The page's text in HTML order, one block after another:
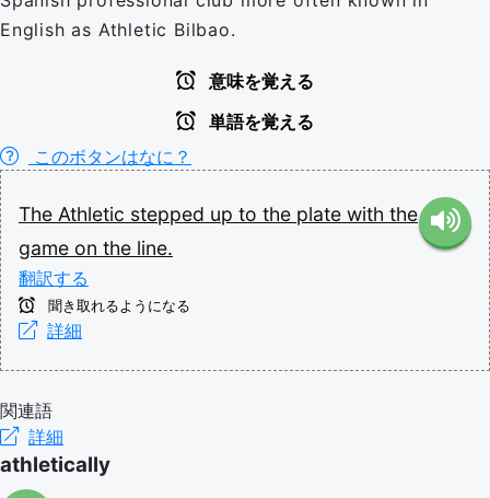
English as Athletic Bilbao.
意味を覚える
単語を覚える
このボタンはなに？
The Athletic stepped up to the plate with the
game on the line.
翻訳する
聞き取れるようになる
詳細
関連語
詳細
athletically